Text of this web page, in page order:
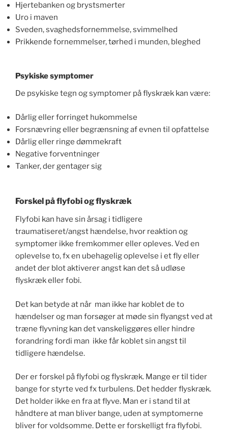
Hjertebanken og brystsmerter
Uro i maven
Sveden, svaghedsfornemmelse, svimmelhed
Prikkende fornemmelser, tørhed i munden, bleghed
Psykiske symptomer
De psykiske tegn og symptomer på flyskræk kan være:
Dårlig eller forringet hukommelse
Forsnævring eller begrænsning af evnen til opfattelse
Dårlig eller ringe dømmekraft
Negative forventninger
Tanker, der gentager sig
Forskel på flyfobi og flyskræk
Flyfobi kan have sin årsag i tidligere
traumatiseret/angst hændelse, hvor reaktion og
symptomer ikke fremkommer eller opleves. Ved en
oplevelse to, fx en ubehagelig oplevelse i et fly eller
andet der blot aktiverer angst kan det så udløse
flyskræk eller fobi.
Det kan betyde at når man ikke har koblet de to
hændelser og man forsøger at møde sin flyangst ved at
træne flyvning kan det vanskeliggøres eller hindre
forandring fordi man ikke får koblet sin angst til
tidligere hændelse.
Der er forskel på flyfobi og flyskræk. Mange er til tider
bange for styrte ved fx turbulens. Det hedder flyskræk.
Det holder ikke en fra at flyve. Man er i stand til at
håndtere at man bliver bange, uden at symptomerne
bliver for voldsomme. Dette er forskelligt fra flyfobi.